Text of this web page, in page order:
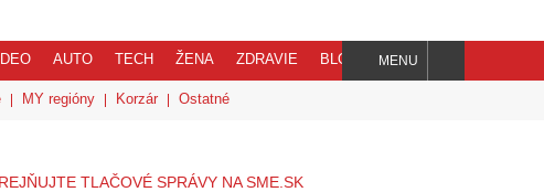
AUTO TECH ŽENA ZDRAVIE BLOG
Hľadaj
MENU
MY regióny Korzár Ostatné
TLAČOVÉ SPRÁVY NA SME.SK